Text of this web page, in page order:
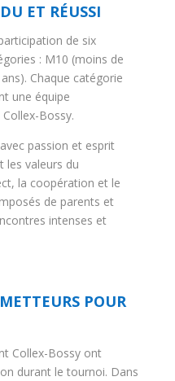
ET RÉUSSI
de six
: M10 (moins de
Chaque catégorie
une équipe
Bossy.
passion et esprit
les valeurs du
la coopération et le
de parents et
intenses et
POUR
Collex-Bossy ont
durant le tournoi. Dans